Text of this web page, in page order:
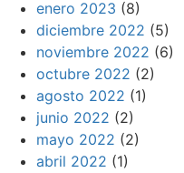
enero 2023 (8)
diciembre 2022 (5)
noviembre 2022 (6)
octubre 2022 (2)
agosto 2022 (1)
junio 2022 (2)
mayo 2022 (2)
abril 2022 (1)